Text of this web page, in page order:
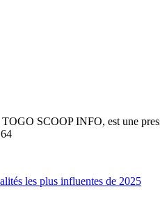
SCOOP INFO, est une
les plus influentes de 2025